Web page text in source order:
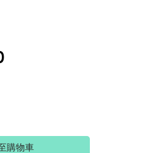
價
購物車